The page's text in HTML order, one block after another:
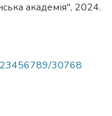
академія", 2024.
30768